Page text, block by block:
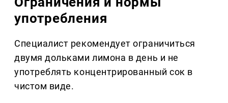
употребления
Специалист рекомендует ограничиться
двумя дольками лимона в день и не
употреблять концентрированный сок в
чистом виде.